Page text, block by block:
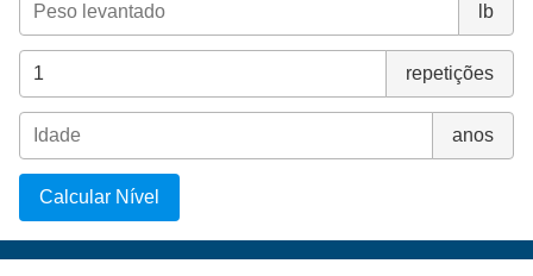
lb
repetições
anos
Calcular Nível